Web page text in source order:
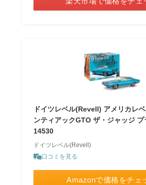
ドイツレベル(Revell) アメリカレ
ンティアックGTO ザ・ジャッジ プ
14530
ドイツレベル(Revell)
口コミを見る
Amazonで価格をチェ